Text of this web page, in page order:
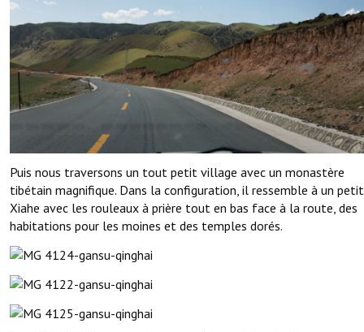
Puis nous traversons un tout petit village avec un monastère
tibétain magnifique. Dans la configuration, il ressemble à un petit
Xiahe avec les rouleaux à prière tout en bas face à la route, des
habitations pour les moines et des temples dorés.